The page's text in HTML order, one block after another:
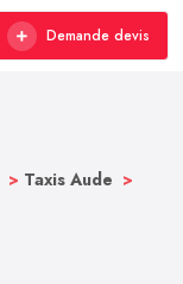
Demande devis
> Taxis Aude >